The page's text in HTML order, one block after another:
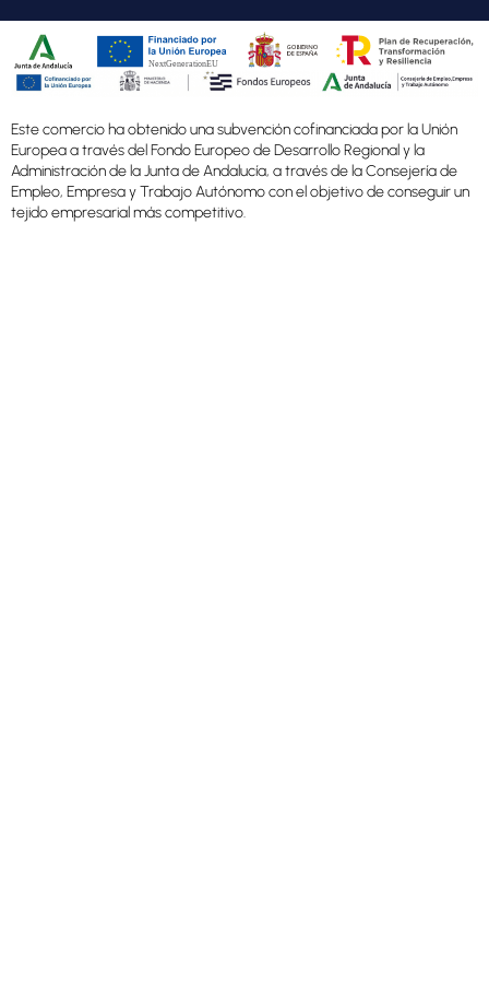
Este comercio ha obtenido una subvención cofinanciada por la Unión
Europea a través del Fondo Europeo de Desarrollo Regional y la
Administración de la Junta de Andalucía, a través de la Consejería de
Empleo, Empresa y Trabajo Autónomo con el objetivo de conseguir un
tejido empresarial más competitivo.